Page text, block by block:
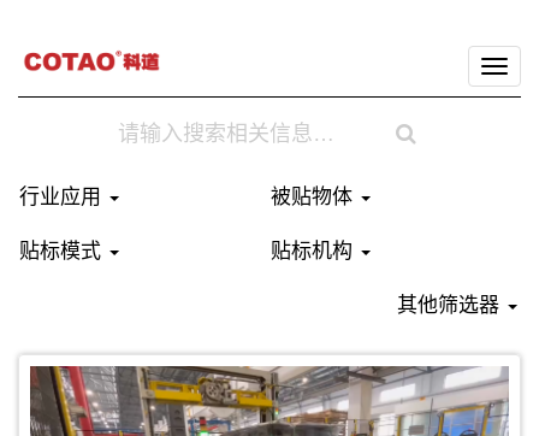
切
换
行业应用 被贴物体
贴标模式 贴标机构
其他筛选器